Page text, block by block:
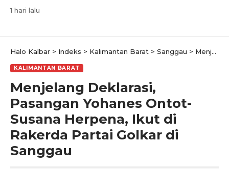
1 hari lalu
Halo Kalbar > Indeks > Kalimantan Barat > Sanggau > Menjelang Deklarasi, Pasangan Yohanes Ontot- Susana Herpena, Ikut di Rakerda Partai Golkar di Sanggau
KALIMANTAN BARAT
Menjelang Deklarasi,
Pasangan Yohanes Ontot-
Susana Herpena, Ikut di
Rakerda Partai Golkar di
Sanggau